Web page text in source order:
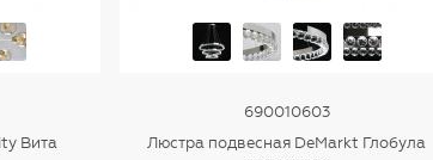
Вита
690010603
Люстра подвесная DeMarkt Глобула